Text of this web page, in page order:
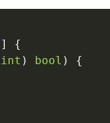
]
{
int ) bool )
{